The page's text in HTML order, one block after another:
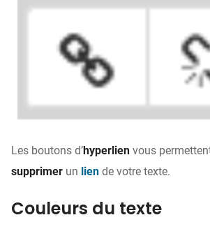
Les boutons d’hyperlien vous
supprimer un lien de votre texte.
Couleurs du texte